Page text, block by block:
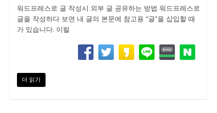
워드프레스로 글 작성시 외부 글 공유하는 방법 워드프레스로
글을 작성하다 보면 내 글의 본문에 참고용 “글”을 삽입할 때
가 있습니다. 이럴
더 읽기